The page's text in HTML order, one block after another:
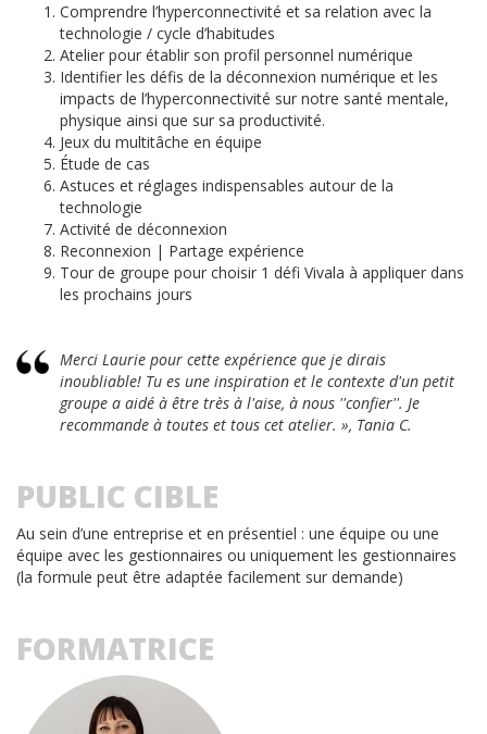
Comprendre l’hyperconnectivité et sa relation avec la
technologie / cycle d’habitudes
Atelier pour établir son profil personnel numérique
Identifier les défis de la déconnexion numérique et les
impacts de l’hyperconnectivité sur notre santé mentale,
physique ainsi que sur sa productivité.
Jeux du multitâche en équipe
Étude de cas
Astuces et réglages indispensables autour de la
technologie
Activité de déconnexion
Reconnexion | Partage expérience
Tour de groupe pour choisir 1 défi Vivala à appliquer dans
les prochains jours
Merci Laurie pour cette expérience que je dirais
inoubliable! Tu es une inspiration et le contexte d'un petit
groupe a aidé à être très à l'aise, à nous ''confier''. Je
recommande à toutes et tous cet atelier. », Tania C.
PUBLIC CIBLE
Au sein d’une entreprise et en présentiel : une équipe ou une
équipe avec les gestionnaires ou uniquement les gestionnaires
(la formule peut être adaptée facilement sur demande)
FORMATRICE